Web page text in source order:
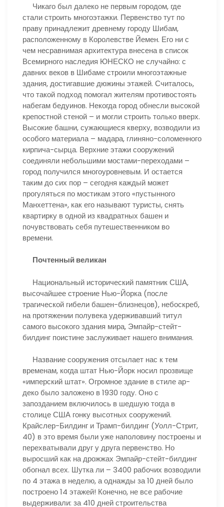
Чикаго был далеко не первым городом, где
стали строить многоэтажки. Первенство тут по
праву принадлежит древнему городу Шибам,
расположенному в Королевстве Йемен. Его ни с
чем несравнимая архитектура внесена в список
Всемирного наследия ЮНЕСКО не случайно: с
давних веков в Шибаме строили многоэтажные
здания, достигавшие дюжины этажей. Считалось,
что такой подход помогал жителям противостоять
набегам бедуинов. Некогда город обнесли высокой
крепостной стеной – и могли строить только вверх.
Высокие башни, сужающиеся кверху, возводили из
особого материала – мадара, глиняно-соломенного
кирпича-сырца. Верхние этажи сооружений
соединяли небольшими мостами-переходами –
город получился многоуровневым. И остается
таким до сих пор – сегодня каждый может
прогуляться по мостикам этого «пустынного
Манхеттена», как его называют туристы, снять
квартирку в одной из квадратных башен и
почувствовать себя путешественником во
времени.
Почтенный великан
Национальный исторический памятник США,
высочайшее строение Нью-Йорка (после
трагической гибели башен-близнецов), небоскреб,
на протяжении полувека удерживавший титул
самого высокого здания мира, Эмпайр-стейт-
билдинг поистине заслуживает нашего внимания.
Название сооружения отсылает нас к тем
временам, когда штат Нью-Йорк носил прозвище
«имперский штат». Огромное здание в стиле ар-
деко было заложено в 1930 году. Оно с
запозданием включилось в шедшую тогда в
столице США гонку высотных сооружений.
Крайслер-Билдинг и Трамп-билдинг (Уолл-Стрит,
40) в это время были уже наполовину построены и
перехватывали друг у друга первенство. Но
выросший как на дрожжах Эмпайр-стейт-билдинг
обогнал всех. Шутка ли – 3400 рабочих возводили
по 4 этажа в неделю, а однажды за 10 дней было
построено 14 этажей! Конечно, не все рабочие
выдерживали: за 410 дней строительства